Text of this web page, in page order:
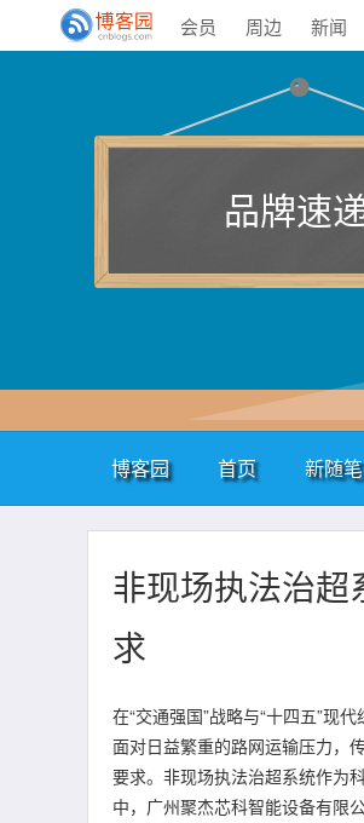
会员 周边 新闻
品牌速
博客园 首页 新随笔
非现场执法治
求
在“交通强国”战略与“十四五”现
面对日益繁重的路网运输压力，
要求。非现场执法治超系统作为
中，广州聚杰芯科智能设备有限